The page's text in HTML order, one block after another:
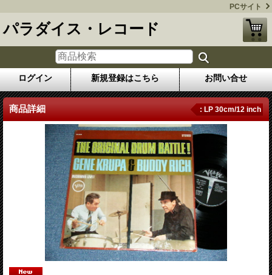
PCサイト
パラダイス・レコード
ログイン 新規登録はこちら お問い合せ
商品詳細 : LP 30cm/12 inch